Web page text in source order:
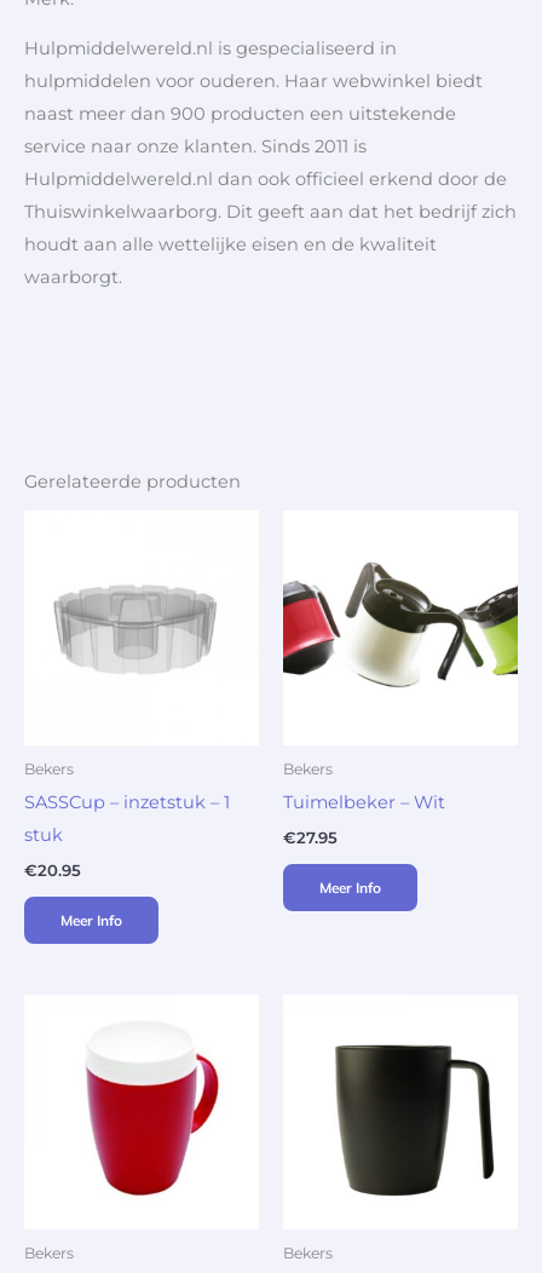
Hulpmiddelwereld.nl is gespecialiseerd in
hulpmiddelen voor ouderen. Haar webwinkel biedt
naast meer dan 900 producten een uitstekende
service naar onze klanten. Sinds 2011 is
Hulpmiddelwereld.nl dan ook officieel erkend door de
Thuiswinkelwaarborg. Dit geeft aan dat het bedrijf zich
houdt aan alle wettelijke eisen en de kwaliteit
waarborgt.
Gerelateerde producten
Bekers
SASSCup – inzetstuk – 1
stuk
€20.95
Meer Info
Bekers
Tuimelbeker – Wit
€27.95
Meer Info
Bekers Bekers